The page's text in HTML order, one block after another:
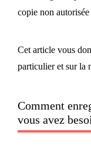
copie non
Cet article vous
particulier et sur la
Comment
vous avez